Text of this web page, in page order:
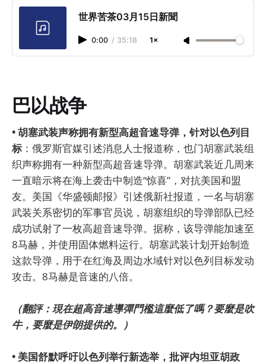
世界苦茶03月15日新聞
0:00 / 35:18 1×
巴以战争
• 胡塞武装声称拥有新型高超音速导弹，针对以色列目
标 ：俄罗斯官媒引述消息人士报道称，也门胡塞武装组
织声称拥有一种新型高超音速导弹。胡塞武装近几周来
一直暗示将在海上袭击中制造“惊喜”，对抗美国和盟
友。美国《华盛顿邮报》引述俄新社报道，一名与胡塞
武装关系密切的军事官员说，胡塞组织的导弹部队已经
成功试射了一枚高超音速导弹。据称，该导弹能加速至
8马赫，并使用固体燃料运行。胡塞武装计划开始制造
这款导弹，用于在红海及周边水域针对以色列目标发动
攻击。8马赫是音速的八倍。
（翻評：現在超高音速導彈門檻這麼低了嗎？要麼是吹
牛，要麼是伊朗提供的。）
• 美国舒默呼吁以色列举行新选举，批评内坦亚胡政